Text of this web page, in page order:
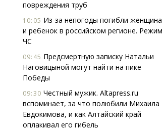
повреждения труб
10:05 Из-за непогоды погибли женщина
и ребенок в российском регионе. Режим
ЧС
09:45 Предсмертную записку Натальи
Наговицыной могут найти на пике
Победы
09:30 Честный мужик. Altapress.ru
вспоминает, за что полюбили Михаила
Евдокимова, и как Алтайский край
оплакивал его гибель